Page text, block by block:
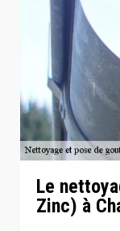
Le
Zinc) à